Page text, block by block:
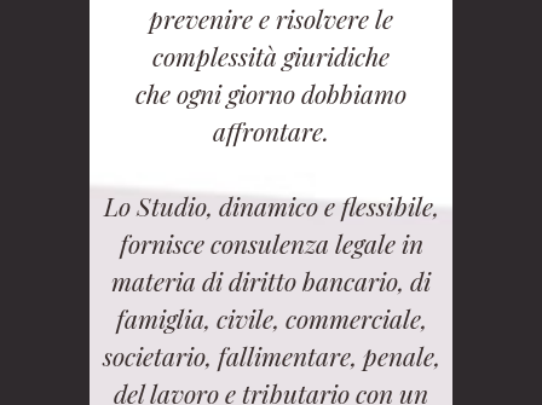
prevenire e risolvere le
complessità giuridiche
che ogni giorno dobbiamo
affrontare.
Lo Studio, dinamico e flessibile,
fornisce consulenza legale in
materia di diritto bancario, di
famiglia, civile, commerciale,
societario, fallimentare, penale,
del lavoro e tributario con un